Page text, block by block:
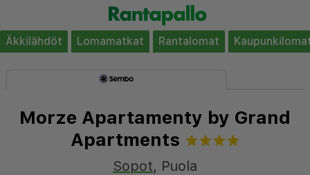
Äkkilähdöt Lomamatkat Rantalomat
Morze Apartamenty by Grand
Apartments
Sopot, Puola